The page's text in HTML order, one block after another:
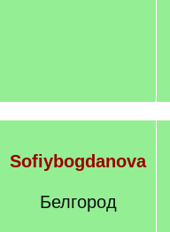
Sofiybogdanova
Белгород